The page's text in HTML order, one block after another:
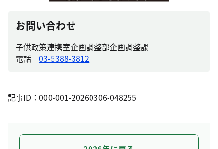
お問い合わせ
子供政策連携室企画調整部企画調整課
電話03-5388-3812
記事ID：000-001-20260306-048255